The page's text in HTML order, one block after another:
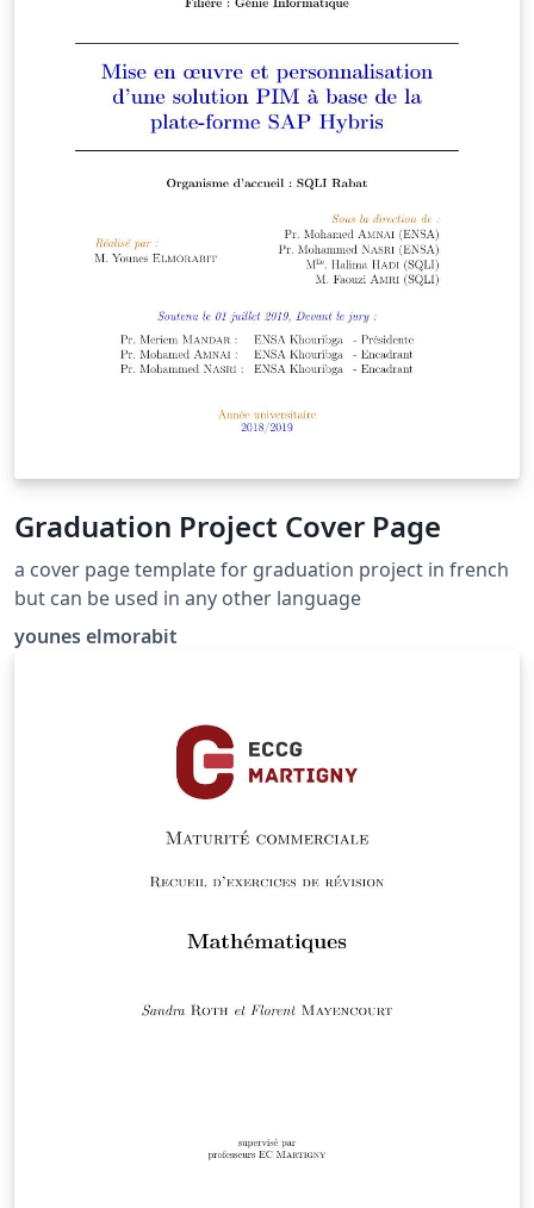
Graduation Project Cover Page
a cover page template for graduation project in french
but can be used in any other language
younes elmorabit